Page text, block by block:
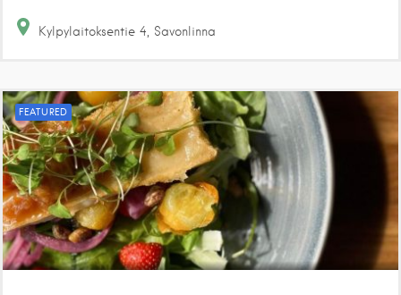
Kylpylaitoksentie 4 Savonlinna
FEATURED